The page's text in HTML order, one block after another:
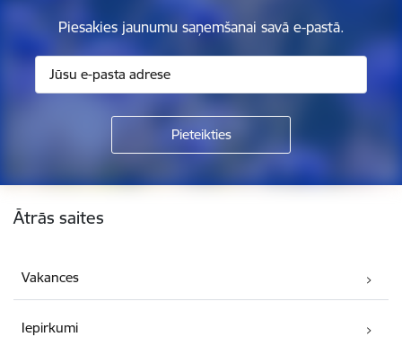
Piesakies jaunumu saņemšanai savā e-pastā.
Kājene
Ātrās saites
Vakances
Iepirkumi